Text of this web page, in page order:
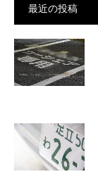
最近の投稿